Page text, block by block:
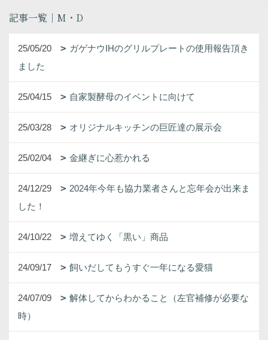
記事一覧｜M・D
25/05/20
ガゲナウIHのグリルプレートの使用報告頂き
ました
25/04/15 自家製酵母のイベントに向けて
25/03/28 オリジナルキッチンの巨匠達の展示会
25/02/04 金継ぎに心惹かれる
24/12/29
2024年今年も協力業者さんと忘年会が出来ま
した！
24/10/22 増えてゆく「黒い」商品
24/09/17 飼いだしてもうすぐ一年になる愛猫
24/07/09
解体してからわかること（左官補修が必要な
時）